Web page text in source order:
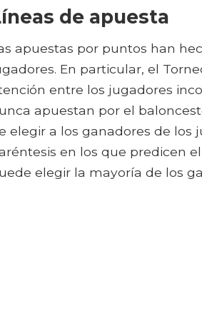
de apuesta
apuestas por puntos han
En particular, el
entre los jugadores
apuestan por el
elegir a los ganadores de los
en los que predicen
elegir la mayoría de los